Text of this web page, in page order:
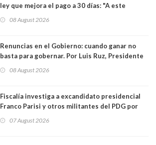
ley que mejora el pago a 30 días: "A este
medianas empresas"
08 August 2026
Renuncias en el Gobierno: cuando ganar no
basta para gobernar. Por Luis Ruz, Presidente
08 August 2026
Fiscalía investiga a excandidato presidencial
Franco Parisi y otros militantes del PDG por
07 August 2026